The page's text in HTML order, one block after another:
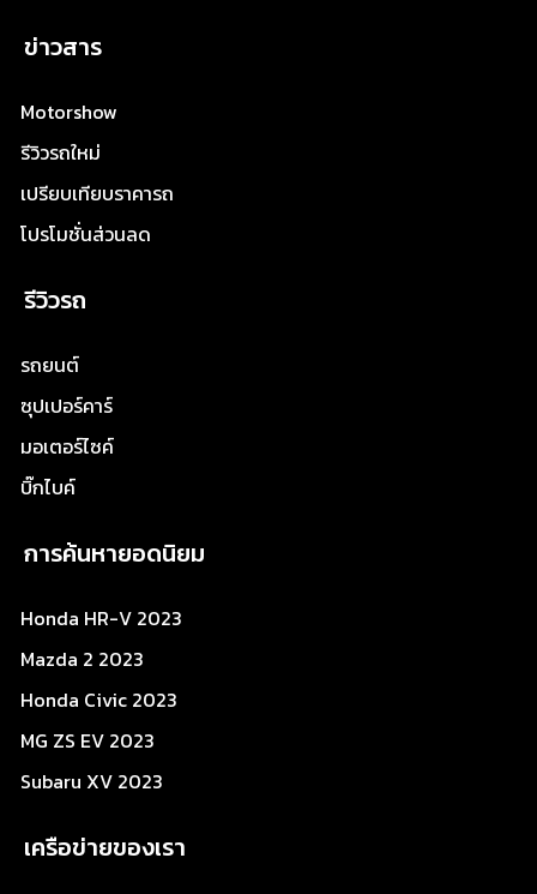
ข่าวสาร
Motorshow
รีวิวรถใหม่
เปรียบเทียบราคารถ
โปรโมชั่นส่วนลด
รีวิวรถ
รถยนต์
ซุปเปอร์คาร์
มอเตอร์ไซค์
บิ๊กไบค์
การค้นหายอดนิยม
Honda HR-V 2023
Mazda 2 2023
Honda Civic 2023
MG ZS EV 2023
Subaru XV 2023
เครือข่ายของเรา